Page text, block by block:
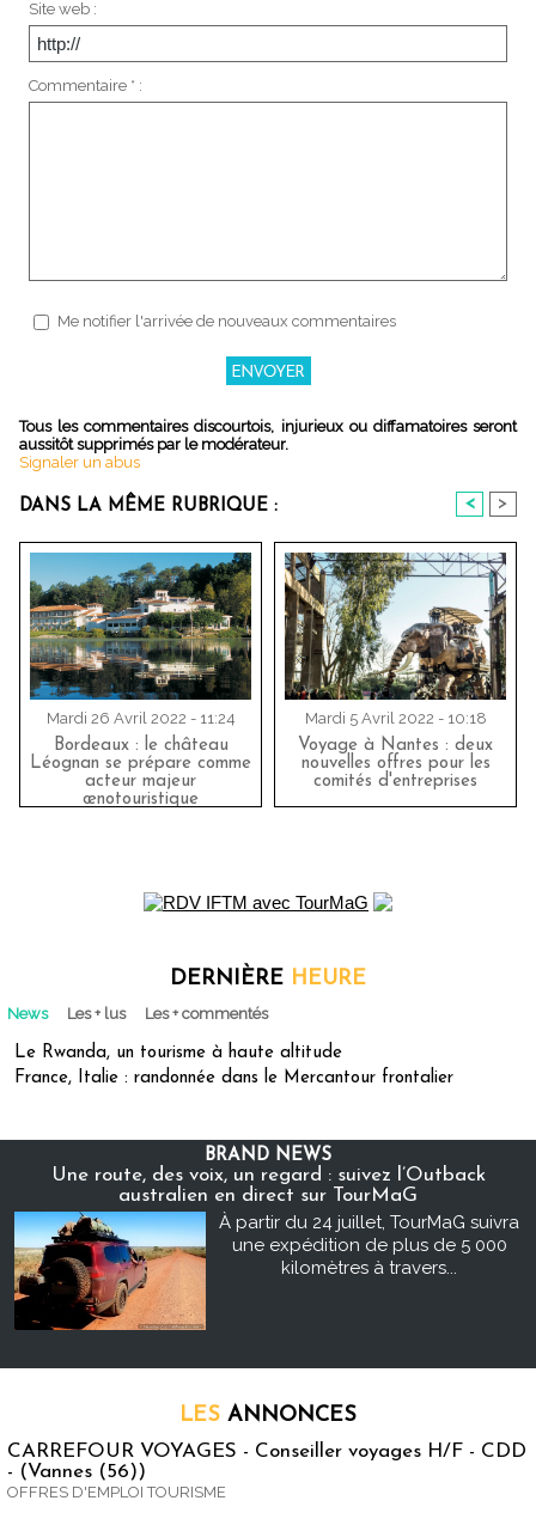
Site web :
Commentaire * :
Me notifier l'arrivée de nouveaux commentaires
Tous les commentaires discourtois, injurieux ou diffamatoires seront
aussitôt supprimés par le modérateur.
Signaler un abus
DANS LA MÊME RUBRIQUE : < >
Mardi 26 Avril 2022 - 11:24
Bordeaux : le château
Léognan se prépare comme
acteur majeur
œnotouristique
Mardi 5 Avril 2022 - 10:18
Voyage à Nantes : deux
nouvelles offres pour les
comités d'entreprises
DERNIÈRE HEURE
News Les + lus Les + commentés
Le Rwanda, un tourisme à haute altitude
France, Italie : randonnée dans le Mercantour frontalier
BRAND NEWS
Une route, des voix, un regard : suivez l’Outback
australien en direct sur TourMaG
À partir du 24 juillet, TourMaG suivra
une expédition de plus de 5 000
kilomètres à travers...
LES ANNONCES
CARREFOUR VOYAGES - Conseiller voyages H/F - CDD
- (Vannes (56))
OFFRES D'EMPLOI TOURISME